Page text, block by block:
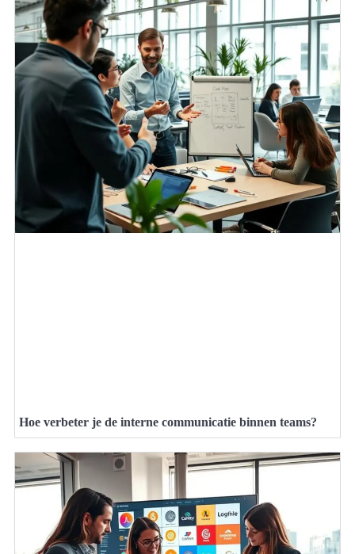
Hoe verbeter je de interne communicatie binnen teams?